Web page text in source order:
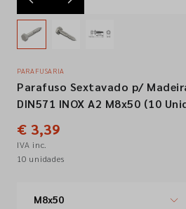
Contactos
Siga-nos nas redes sociais
PARAFUSARIA
Parafuso Sextavado p/
DIN571 INOX A2 M8x50 (10
€ 3,39
IVA inc.
10 unidades
M8x50